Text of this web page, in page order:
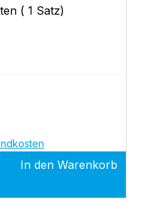
( 1 Satz)
In den Warenkorb